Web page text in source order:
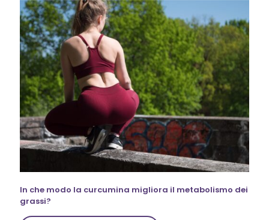
In che modo la curcumina migliora il metabolismo dei
grassi?